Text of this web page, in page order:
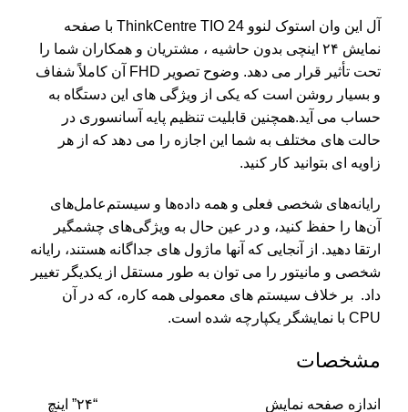
آل این وان استوک لنوو ThinkCentre TIO 24 با صفحه
نمایش ۲۴ اینچی بدون حاشیه ، مشتریان و همکاران شما را
تحت تأثیر قرار می دهد. وضوح تصویر FHD آن کاملاً شفاف
و بسیار روشن است که یکی از ویژگی های این دستگاه به
حساب می آید.همچنین قابلیت تنظیم پایه آسانسوری در
حالت های مختلف به شما این اجازه را می دهد که از هر
زاویه ای بتوانید کار کنید.
رایانه‌های شخصی فعلی و همه داده‌ها و سیستم‌عامل‌های
آن‌ها را حفظ کنید، و در عین حال به ویژگی‌های چشمگیر
ارتقا دهید. از آنجایی که آنها ماژول های جداگانه هستند، رایانه
شخصی و مانیتور را می توان به طور مستقل از یکدیگر تغییر
داد. بر خلاف سیستم های معمولی همه کاره، که در آن
CPU با نمایشگر یکپارچه شده است.
مشخصات
اندازه صفحه نمایش “۲۴” اینچ